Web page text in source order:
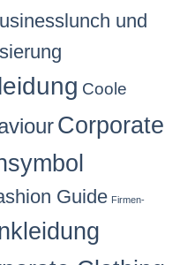
und
Coole
Corporate
Guide Firmen-